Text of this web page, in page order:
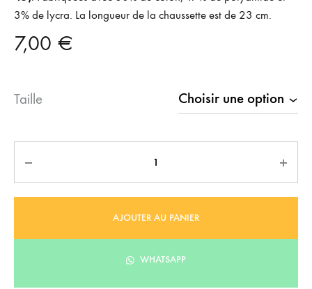
3% de lycra. La longueur de la chaussette est de 23 cm.
7,00 €
Taille
AJOUTER AU PANIER
WHATSAPP